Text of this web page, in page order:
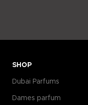
SHOP
Dubai Parfums
Dames parfum